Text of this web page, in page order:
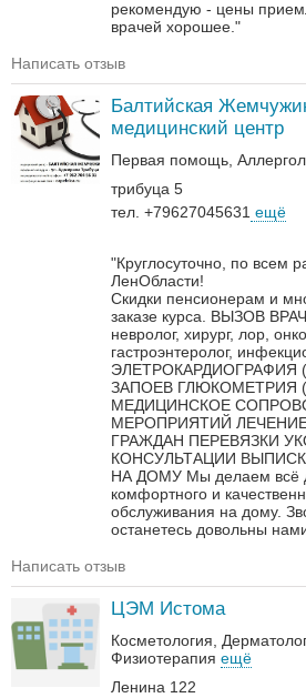
рекомендую - цены
врачей хорошее."
Написать отзыв
Балтийская
медицинский центр
Первая помощь
трибуца 5
тел. +79627045631 ещё
"Круглосуточно, по всем
ЛенОбласти!
Скидки пенсионерам и
заказе курса. ВЫЗОВ
невролог, хирург, лор,
гастроэнтеролог,
ЭЛЕТРОКАРДИОГРАФИЯ
ЗАПОЕВ ГЛЮКОМЕТРИЯ
МЕДИЦИНСКОЕ
МЕРОПРИЯТИЙ
ГРАЖДАН ПЕРЕВЯЗКИ
КОНСУЛЬТАЦИИ
НА ДОМУ Мы делаем всё
комфортного и
обслуживания на дому.
останетесь довольны
Написать отзыв
ЦЭМ Истома
Косметология
Физиотерапия ещё
Ленина 122